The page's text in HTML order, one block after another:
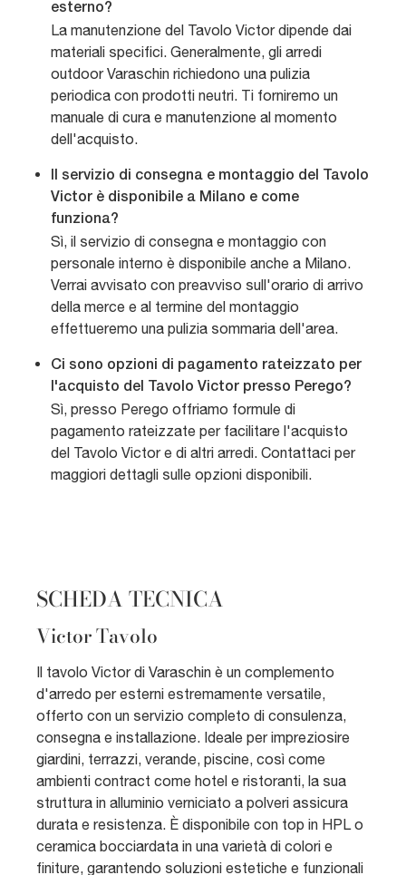
esterno?
La manutenzione del Tavolo Victor dipende dai
materiali specifici. Generalmente, gli arredi
outdoor Varaschin richiedono una pulizia
periodica con prodotti neutri. Ti forniremo un
manuale di cura e manutenzione al momento
dell'acquisto.
Il servizio di consegna e montaggio del Tavolo
Victor è disponibile a Milano e come
funziona?
Sì, il servizio di consegna e montaggio con
personale interno è disponibile anche a Milano.
Verrai avvisato con preavviso sull'orario di arrivo
della merce e al termine del montaggio
effettueremo una pulizia sommaria dell'area.
Ci sono opzioni di pagamento rateizzato per
l'acquisto del Tavolo Victor presso Perego?
Sì, presso Perego offriamo formule di
pagamento rateizzate per facilitare l'acquisto
del Tavolo Victor e di altri arredi. Contattaci per
maggiori dettagli sulle opzioni disponibili.
SCHEDA TECNICA
Victor Tavolo
Il tavolo Victor di Varaschin è un complemento
d'arredo per esterni estremamente versatile,
offerto con un servizio completo di consulenza,
consegna e installazione. Ideale per impreziosire
giardini, terrazzi, verande, piscine, così come
ambienti contract come hotel e ristoranti, la sua
struttura in alluminio verniciato a polveri assicura
durata e resistenza. È disponibile con top in HPL o
ceramica bocciardata in una varietà di colori e
finiture, garantendo soluzioni estetiche e funzionali